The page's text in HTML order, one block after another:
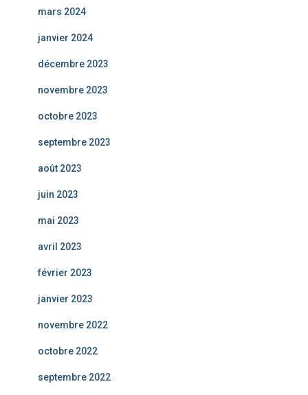
mars 2024
janvier 2024
décembre 2023
novembre 2023
octobre 2023
septembre 2023
août 2023
juin 2023
mai 2023
avril 2023
février 2023
janvier 2023
novembre 2022
octobre 2022
septembre 2022